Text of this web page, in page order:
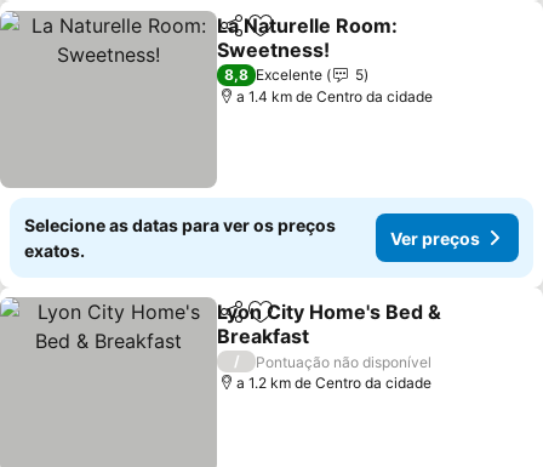
PartilharAdicionar aos favoritos
La Naturelle Room:
Sweetness!
8,8 Excelente
5
a 1.4 km de Centro da cidade
Selecione as datas para ver os preços
exatos.
Ver preços
PartilharAdicionar aos favoritos
Lyon City Home's Bed &
Breakfast
/
Pontuação não disponível
a 1.2 km de Centro da cidade